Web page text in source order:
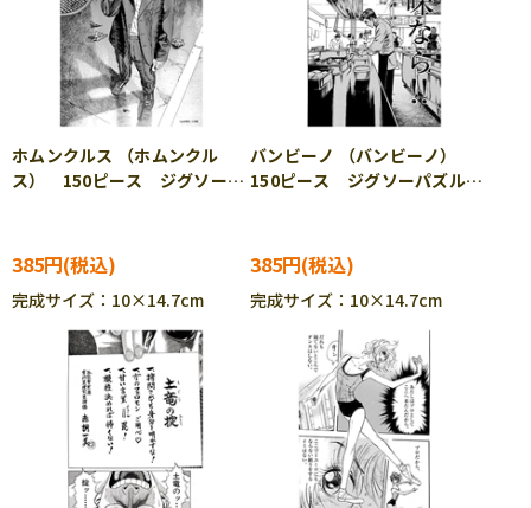
ホムンクルス （ホムンクル
ス） 150ピース ジグソーパ
385円
完成サイズ：10×14.7cm
バンビーノ （バンビーノ）
150ピース ジグソーパズル
385円
完成サイズ：10×14.7cm